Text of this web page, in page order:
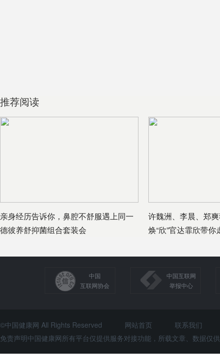
推荐阅读
亲身经历告诉你，鼻腔不舒服遇上同一
德彼养舒抑菌组合套装会
许魏洲、李晨、郑
焕“欣”官达霏欣带你
中国
互联网协会
中国互联网
举报中心
©中国健康网 All Rights Reserved 网站首页
联系我们
免责声明中国健康网所有平台仅提供服务对接功能，所载文章、数据